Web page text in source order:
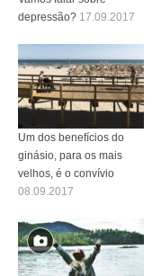
depressão? 17.09.2017
Um dos benefícios do
ginásio, para os mais
velhos, é o convívio
08.09.2017